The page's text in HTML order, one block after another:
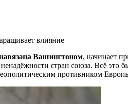
влияние
Вашингтоном, начинает
стран союза. Всё
противником